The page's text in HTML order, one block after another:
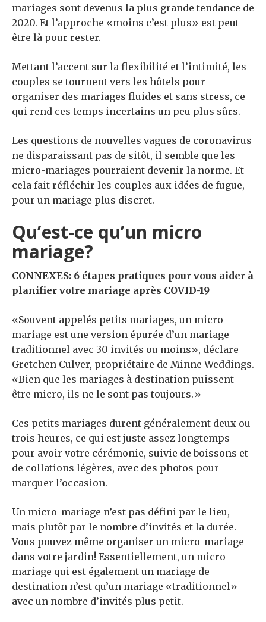
mariages sont devenus la plus grande tendance de
2020. Et l’approche «moins c’est plus» est peut-
être là pour rester.
Mettant l’accent sur la flexibilité et l’intimité, les
couples se tournent vers les hôtels pour
organiser des mariages fluides et sans stress, ce
qui rend ces temps incertains un peu plus sûrs.
Les questions de nouvelles vagues de coronavirus
ne disparaissant pas de sitôt, il semble que les
micro-mariages pourraient devenir la norme. Et
cela fait réfléchir les couples aux idées de fugue,
pour un mariage plus discret.
Qu’est-ce qu’un micro
mariage?
CONNEXES: 6 étapes pratiques pour vous aider à
planifier votre mariage après COVID-19
«Souvent appelés petits mariages, un micro-
mariage est une version épurée d’un mariage
traditionnel avec 30 invités ou moins», déclare
Gretchen Culver, propriétaire de Minne Weddings.
«Bien que les mariages à destination puissent
être micro, ils ne le sont pas toujours.»
Ces petits mariages durent généralement deux ou
trois heures, ce qui est juste assez longtemps
pour avoir votre cérémonie, suivie de boissons et
de collations légères, avec des photos pour
marquer l’occasion.
Un micro-mariage n’est pas défini par le lieu,
mais plutôt par le nombre d’invités et la durée.
Vous pouvez même organiser un micro-mariage
dans votre jardin! Essentiellement, un micro-
mariage qui est également un mariage de
destination n’est qu’un mariage «traditionnel»
avec un nombre d’invités plus petit.